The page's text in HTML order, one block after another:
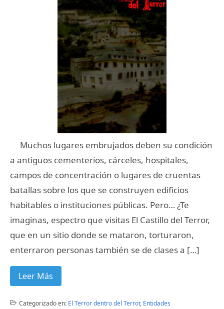
Muchos lugares embrujados deben su condición
a antiguos cementerios, cárceles, hospitales,
campos de concentración o lugares de cruentas
batallas sobre los que se construyen edificios
habitables o instituciones públicas. Pero… ¿Te
imaginas, espectro que visitas El Castillo del Terror,
que en un sitio donde se mataron, torturaron,
enterraron personas también se de clases a […]
Leer Más
Categorizado en: El Terror dentro del Terror, Entidades